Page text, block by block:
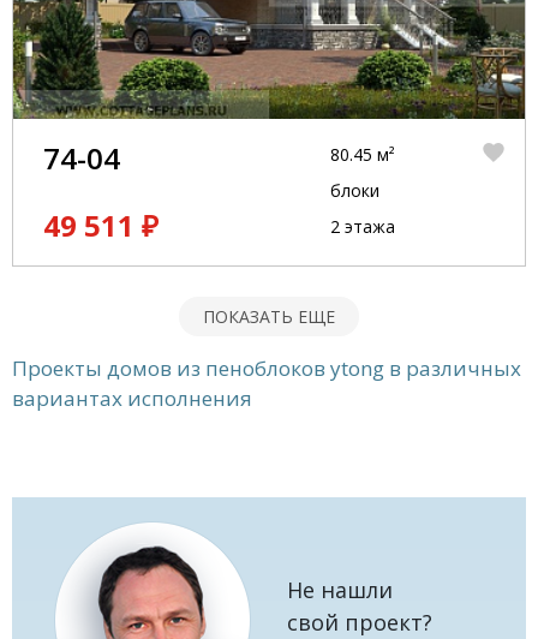
74-04
49 511 ₽
80.45 м²
блоки
2 этажа
ПОКАЗАТЬ ЕЩЕ
Проекты домов из пеноблоков ytong в различных
вариантах исполнения
Не нашли
свой проект?